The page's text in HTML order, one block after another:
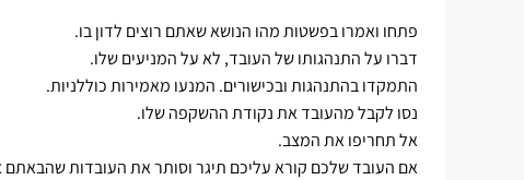
פתחו ואמרו בפשטות מהו הנושא שאתם רוצים לדון בו.
דברו על התנהגותו של העובד, לא על המניעים שלו.
התמקדו בהתנהגות ובכישורים. המנעו מאמירות כוללניות.
נסו לקבל מהעובד את נקודת ההשקפה שלו.
אל תחריפו את המצב.
אם העובד שלכם קורא עליכם תיגר וסותר את העובדות